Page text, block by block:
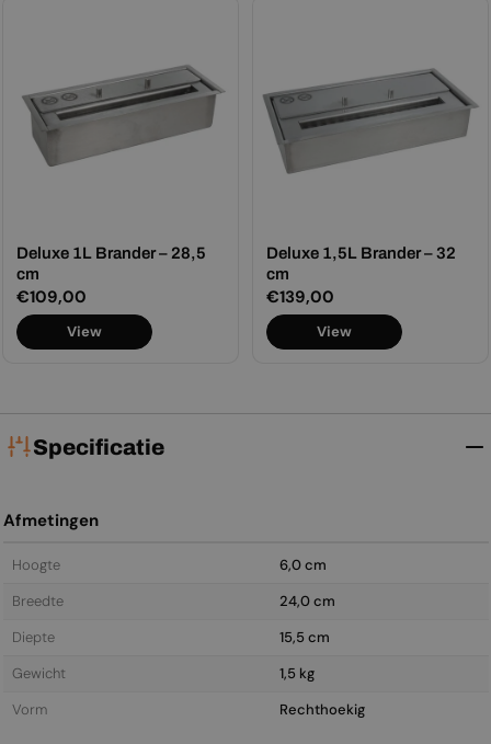
Deluxe 1L Brander – 28,5
cm
Normale
prijs
€109,00
View
Deluxe 1,5L Brander – 32
cm
Normale
prijs
€139,00
View
Specificatie
Afmetingen
Hoogte
6,0 cm
Breedte
24,0 cm
Diepte
15,5 cm
Gewicht
1,5 kg
Vorm
Rechthoekig